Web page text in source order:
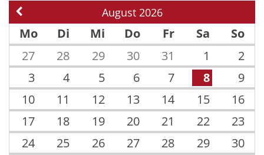
Vorherige Seite August 2026
Mo Di Mi Do Fr Sa
So
27
28 29 30 31 1
2
3
4 5 6 7 8
9
10
11 12 13 14 15
16
17
18 19 20 21 22
23
24
25 26 27 28 29
30